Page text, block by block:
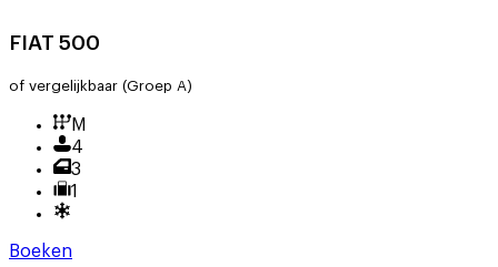
FIAT 500
of vergelijkbaar (Groep A)
M
4
3
1
Boeken